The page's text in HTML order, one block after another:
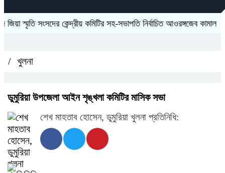
স্মৃতি সংসদের কেন্দ্রীয় কমিটির সহ-সভাপতি নির্বাচিত আওরঙ্গজেব কামাল
/ খুলনা
ডুমুরিয়া‌ উপজেলা আইন শৃঙ্খলা কমিটির‌ মাসিক সভা
শেখ মাহতাব হোসেন, ডুমুরিয়া খুলনা প্রতিনিধি: